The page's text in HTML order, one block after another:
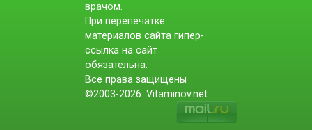
врачом.
При перепечатке
материалов сайта гипер-
ссылка на сайт
обязательна.
Все права защищены
©2003-2026. Vitaminov.net